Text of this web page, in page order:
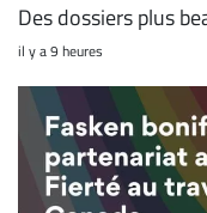
Des dossiers plus
il y a 9 heures